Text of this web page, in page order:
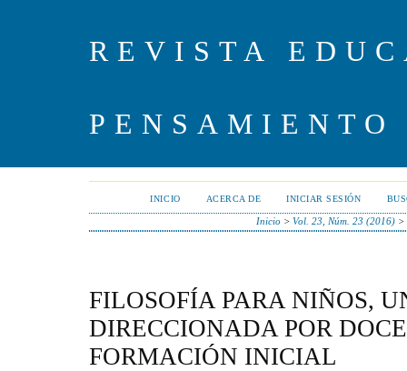
REVISTA
PENSAMIENTO
INICIO ACERCA DE INICIAR SESIÓN
Inicio >Vol. 23, Núm. 23 (2016) >
FILOSOFÍA PARA NIÑOS,
DIRECCIONADA POR
FORMACIÓN INICIAL